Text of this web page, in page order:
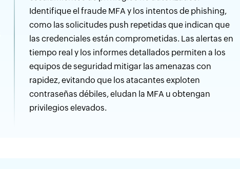
Identifique el fraude MFA y los intentos de phishing,
como las solicitudes push repetidas que indican que
las credenciales están comprometidas. Las alertas en
tiempo real y los informes detallados permiten a los
equipos de seguridad mitigar las amenazas con
rapidez, evitando que los atacantes exploten
contraseñas débiles, eludan la MFA u obtengan
privilegios elevados.